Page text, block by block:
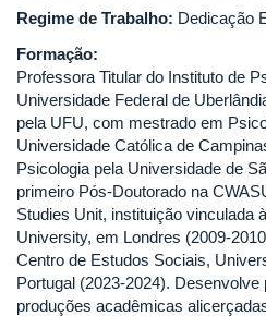
Regime de Trabalho: Dedicação
Formação:
Professora Titular do Instituto de
Universidade Federal de
pela UFU, com mestrado em
Universidade Católica de
Psicologia pela Universidade de
primeiro Pós-Doutorado na
Studies Unit, instituição vinculada
University, em Londres (2009-
Centro de Estudos Sociais,
Portugal (2023-2024).
produções acadêmicas